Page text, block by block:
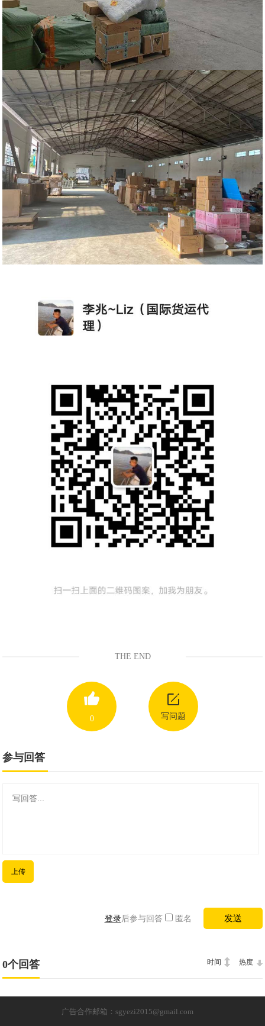
THE END
0 写问题
参与回答
上传
登录后参与回答 匿名
0个回答 热度
时间
广告合作邮箱：sgyezi2015@gmail.com